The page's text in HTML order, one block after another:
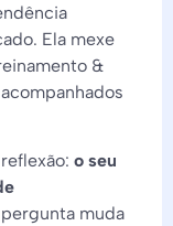
Ela mexe
&
o seu
muda